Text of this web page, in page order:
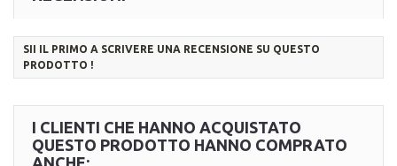
SII IL PRIMO A SCRIVERE UNA RECENSIONE SU QUESTO
PRODOTTO !
I CLIENTI CHE HANNO ACQUISTATO
QUESTO PRODOTTO HANNO COMPRATO
ANCHE: